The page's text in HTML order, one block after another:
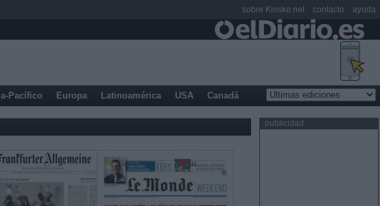
Pacífico Europa Latinoamérica USA Canadá
publicidad
sobre Kiosko.net contacto ayuda